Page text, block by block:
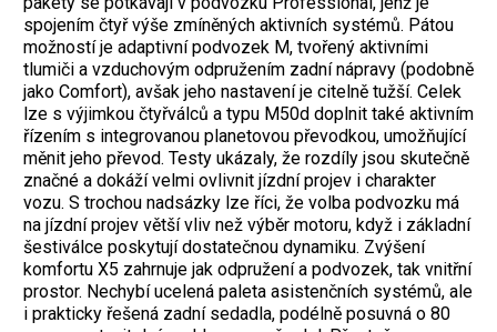
spojením čtyř výše zmíněných aktivních systémů. Pátou
možností je adaptivní podvozek M, tvořený aktivními
tlumiči a vzduchovým odpružením zadní nápravy (podobně
jako Comfort), avšak jeho nastavení je citelně tužší. Celek
lze s výjimkou čtyřválců a typu M50d doplnit také aktivním
řízením s integrovanou planetovou převodkou, umožňující
měnit jeho převod. Testy ukázaly, že rozdíly jsou skutečně
značné a dokáží velmi ovlivnit jízdní projev i charakter
vozu. S trochou nadsázky lze říci, že volba podvozku má
na jízdní projev větší vliv než výběr motoru, když i základní
šestiválce poskytují dostatečnou dynamiku. Zvýšení
komfortu X5 zahrnuje jak odpružení a podvozek, tak vnitřní
prostor. Nechybí ucelená paleta asistenčních systémů, ale
i prakticky řešená zadní sedadla, podélně posuvná o 80